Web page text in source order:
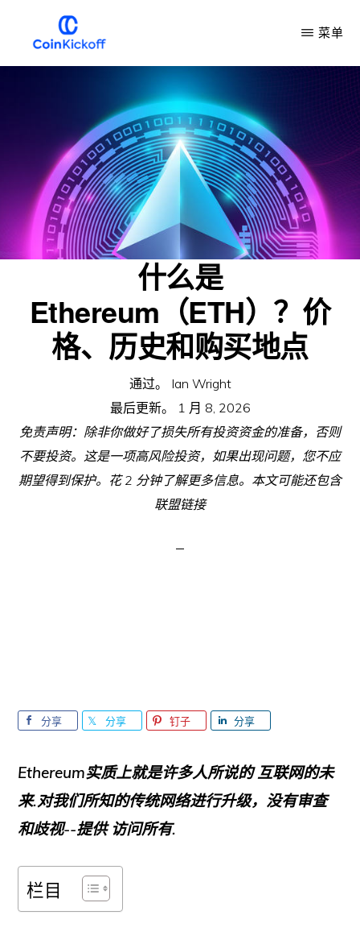
主COIN
菜单
什么是
Ethereum（ETH）？价
格、历史和购买地点
通过。 Ian Wright
最后更新。
1 月 8, 2026
免责声明：除非你做好了损失所有投资资金的准备，否则
不要投资。这是一项高风险投资，如果出现问题，您不应
期望得到保护。花 2 分钟了解更多信息。本文可能还包含
联盟链接
分享 分享 钉子 分享
Ethereum实质上就是许多人所说的互联网的未
来.对我们所知的传统网络进行升级，没有审查
和歧视--提供 访问所有.
栏目